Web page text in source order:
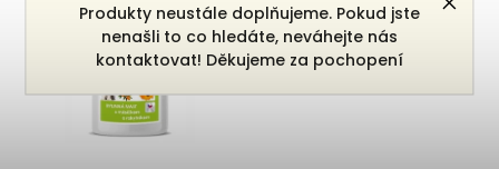
Produkty neustále doplňujeme. Pokud jste
nenašli to co hledáte, neváhejte nás
kontaktovat! Děkujeme za pochopení
Abecedně